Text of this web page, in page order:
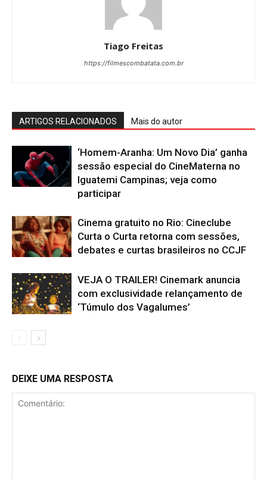
Tiago Freitas
https://filmescombatata.com.br
ARTIGOS RELACIONADOS Mais do autor
‘Homem-Aranha: Um Novo Dia’ ganha
sessão especial do CineMaterna no
Iguatemi Campinas; veja como
participar
Cinema gratuito no Rio: Cineclube
Curta o Curta retorna com sessões,
debates e curtas brasileiros no CCJF
VEJA O TRAILER! Cinemark anuncia
com exclusividade relançamento de
‘Túmulo dos Vagalumes’
DEIXE UMA RESPOSTA